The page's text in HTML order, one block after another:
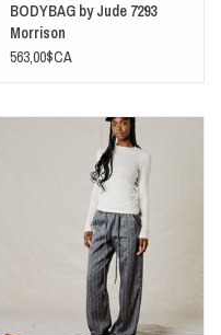
BODYBAG by Jude 7293
Morrison
563,00$CA